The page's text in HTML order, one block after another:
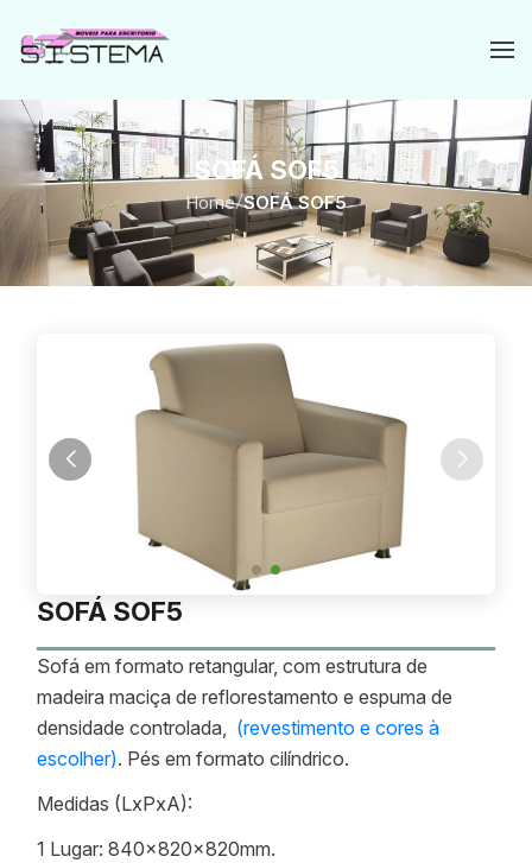
SOFÁ SOF5
Home/SOFÁ SOF5
SOFÁ SOF5
Sofá em formato retangular, com estrutura de
madeira maciça de reflorestamento e espuma de
densidade controlada, (revestimento e cores à
escolher). Pés em formato cilíndrico.
Medidas (LxPxA):
1 Lugar: 840x820x820mm.